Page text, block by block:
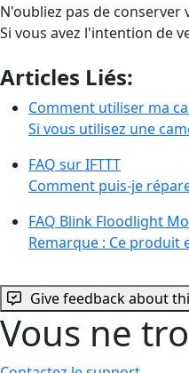
N'oubliez pas de
Si vous avez l'intention de
Articles Liés:
Comment utiliser ma
Si vous utilisez une
FAQ sur IFTTT
Comment puis-je
FAQ Blink Floodlight
Remarque : Ce produit
Give feedback about
Vous ne